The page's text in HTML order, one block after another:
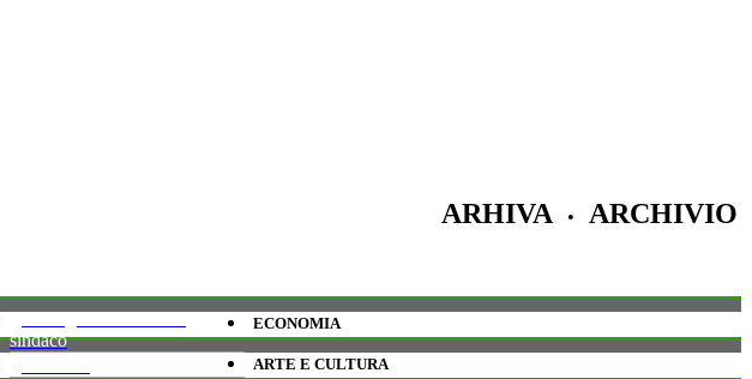
ARHIVA • ARCHIVIO
Consiglio comunale e
sindaco
ECONOMIA
ARTE E CULTURA